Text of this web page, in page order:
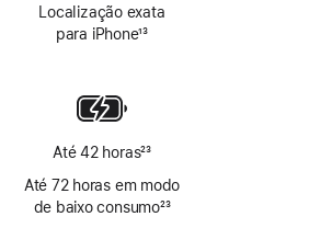
Localização exata
para iPhone
rodapé
13
Até 42 horas
de
rodapé
23
Até 72 horas em modo
de baixo consumo23